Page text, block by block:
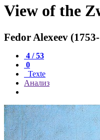
View of the
Fedor Alexeev
4 / 53
0
Texte
Анализ